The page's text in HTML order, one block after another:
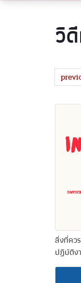
วิ
สิ่งที่คว
ปฏิบัติง